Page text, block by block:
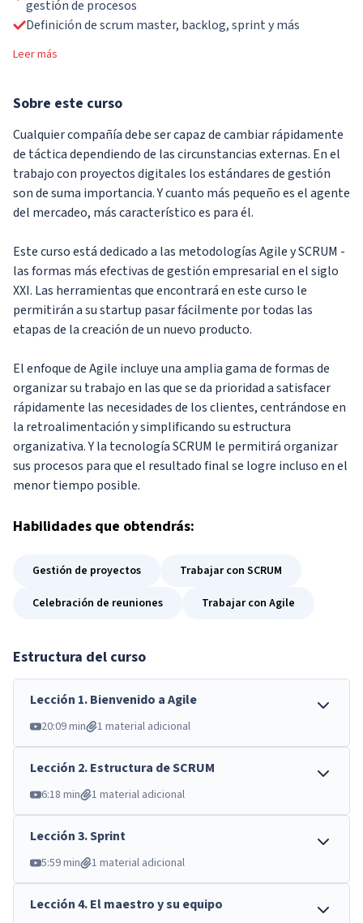
gestión de procesos
Definición de scrum master, backlog, sprint y más
Leer más
Sobre este curso
Cualquier compañía debe ser capaz de cambiar rápidamente
de táctica dependiendo de las circunstancias externas. En el
trabajo con proyectos digitales los estándares de gestión
son de suma importancia. Y cuanto más pequeño es el agente
del mercadeo, más característico es para él.
Este curso está dedicado a las metodologías Agile y SCRUM -
las formas más efectivas de gestión empresarial en el siglo
XXI. Las herramientas que encontrará en este curso le
permitirán a su startup pasar fácilmente por todas las
etapas de la creación de un nuevo producto.
El enfoque de Agile incluye una amplia gama de formas de
organizar su trabajo en las que se da prioridad a satisfacer
rápidamente las necesidades de los clientes, centrándose en
la retroalimentación y simplificando su estructura
organizativa. Y la tecnología SCRUM le permitirá organizar
sus procesos para que el resultado final se logre incluso en el
menor tiempo posible.
Habilidades que obtendrás:
Gestión de proyectos
Trabajar con SCRUM
Celebración de reuniones
Trabajar con Agile
Estructura del curso
Lección 1.Bienvenido a Agile
20:09 min 1 material adicional
Lección 2.Estructura de SCRUM
6:18 min 1 material adicional
Lección3.Sprint
5:59 min 1 material adicional
Lección4.El maestro y su equipo